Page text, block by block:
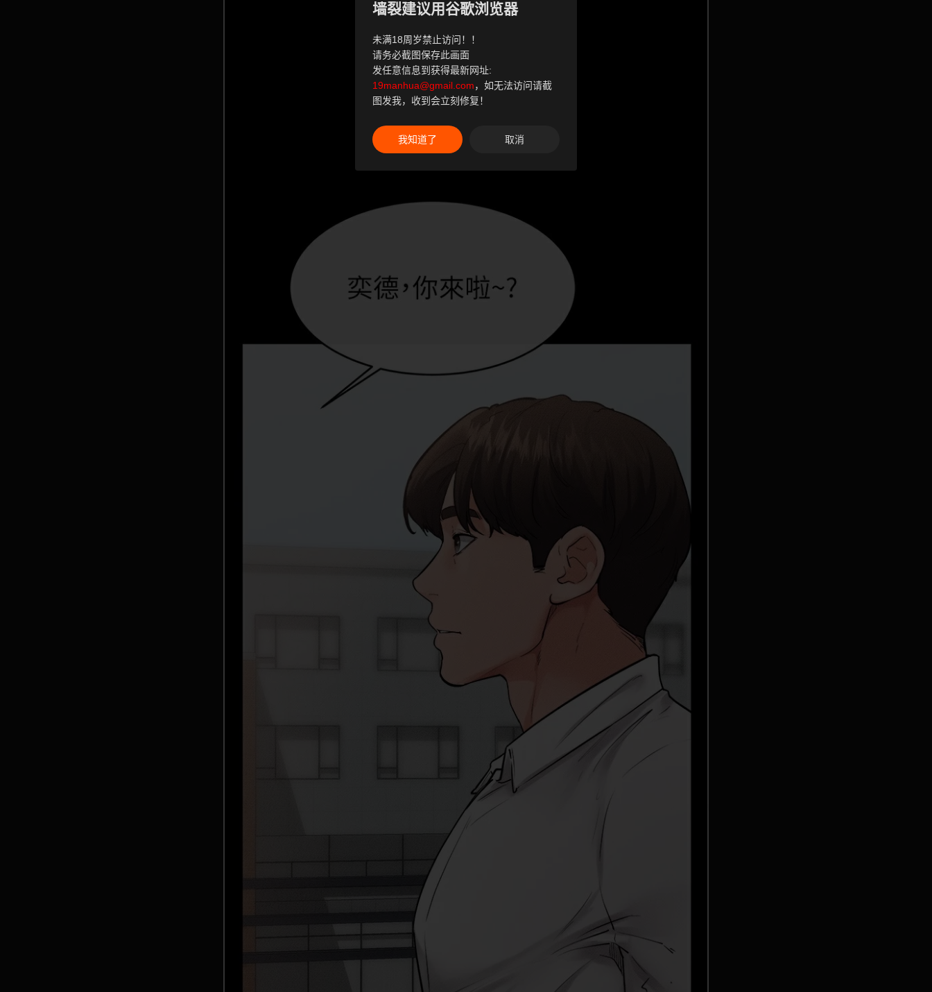
墙裂建议用谷歌浏览器
未满18周岁禁止访问！！
请务必截图保存此画面
发任意信息到获得最新网址:
19manhua@gmail.com，如无法访问请截
图发我，收到会立刻修复！
我知道了 取消